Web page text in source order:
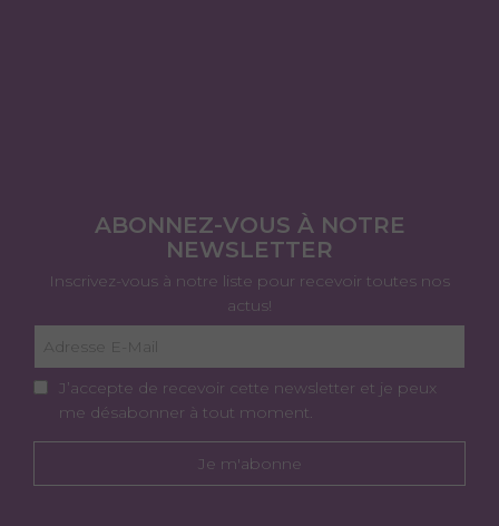
ABONNEZ-VOUS À NOTRE
NEWSLETTER
Inscrivez-vous à notre liste pour recevoir toutes nos
actus!
J’accepte de recevoir cette newsletter et je peux
me désabonner à tout moment.
Je m'abonne